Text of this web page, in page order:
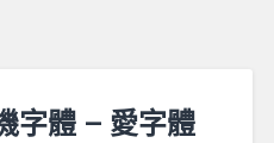
字體 – 愛字體